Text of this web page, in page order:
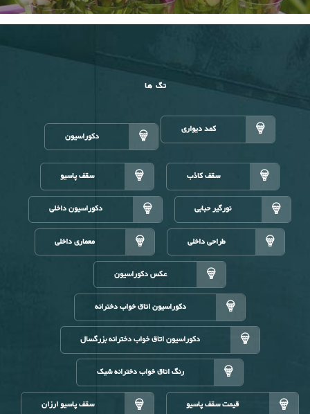
تگ ها
کمد دیواری دکوراسیون
سقف کاذب سقف پاسیو
نورگیر حبابی دکوراسیون داخلی
طراحی داخلی معماری داخلی
عکس دکوراسیون
دکوراسیون اتاق خواب دخترانه
دکوراسیون اتاق خواب دخترانه بزرگسال
رنگ اتاق خواب دخترانه شیک
قیمت سقف پاسیو سقف پاسیو ارزان